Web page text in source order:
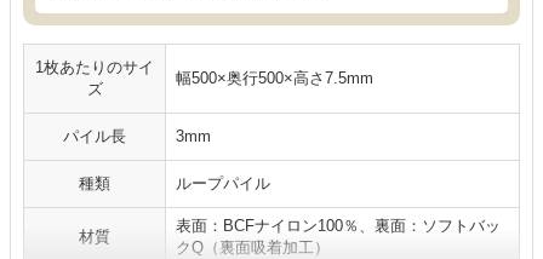
1枚あたりのサイ
ズ
幅500×奥行500×高さ7.5mm
パイル長 3mm
種類 ループパイル
材質
表面：BCFナイロン100％、裏面：ソフトバッ
クQ（裏面吸着加工）